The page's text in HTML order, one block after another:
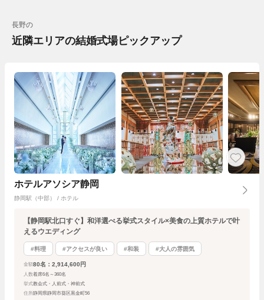
長野の
近隣エリアの結婚式場ピックアップ
ホテルアソシア静岡
静岡駅（中部） / ホテル
【静岡駅北口すぐ】和洋選べる挙式スタイル×美食の上質ホテルで叶
えるウエディング
#料理 #アクセスが良い #和装 #大人の雰囲気
金額 80名：2,914,600円
人数着席6名～360名
挙式教会式・人前式・神前式
住所静岡県静岡市葵区黒金町56